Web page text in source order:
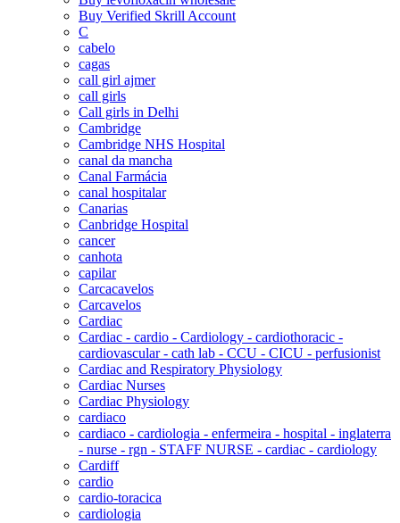
Buy Verified Skrill Account
C
cabelo
cagas
call girl ajmer
call girls
Call girls in Delhi
Cambridge
Cambridge NHS Hospital
canal da mancha
Canal Farmácia
canal hospitalar
Canarias
Canbridge Hospital
cancer
canhota
capilar
Carcacavelos
Carcavelos
Cardiac
Cardiac - cardio - Cardiology - cardiothoracic -
cardiovascular - cath lab - CCU - CICU - perfusionist
Cardiac and Respiratory Physiology
Cardiac Nurses
Cardiac Physiology
cardiaco
cardiaco - cardiologia - enfermeira - hospital - inglaterra
- nurse - rgn - STAFF NURSE - cardiac - cardiology
Cardiff
cardio
cardio-toracica
cardiologia